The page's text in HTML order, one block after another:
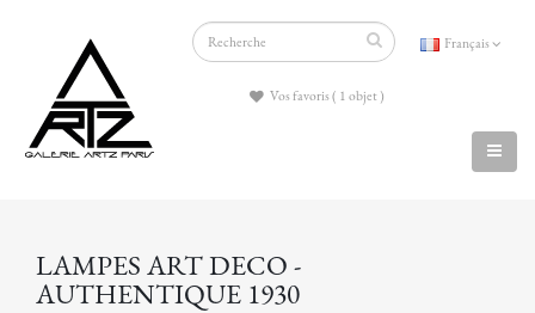
Français
Vos favoris ( 1 objet )
LAMPES ART DECO -
AUTHENTIQUE 1930